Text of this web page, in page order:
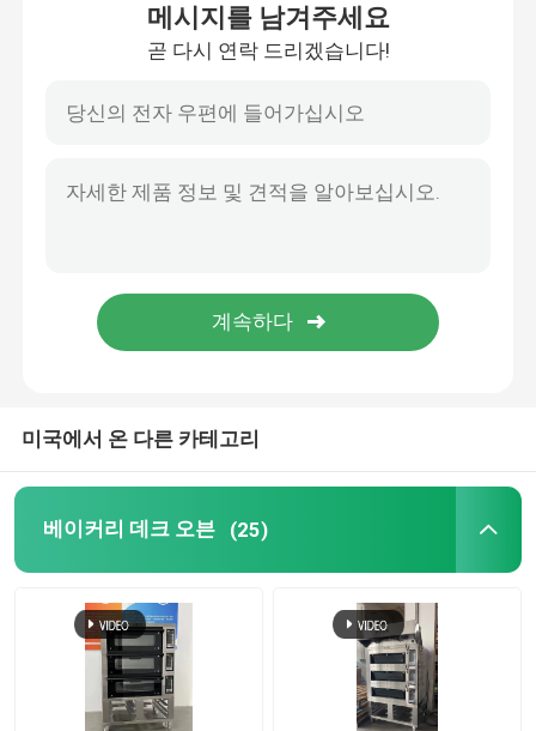
베이커리 랙 오븐
더 견딜수 있는 현금 리타더
나선형 도우 믹서
반죽 분할기 라운더
현금 전주판 기계
메시지를 남겨주세요
곧 다시 연락 드리겠습니다!
미국에서 온 다른 카테고리
베이커리 데크 오븐 (25)